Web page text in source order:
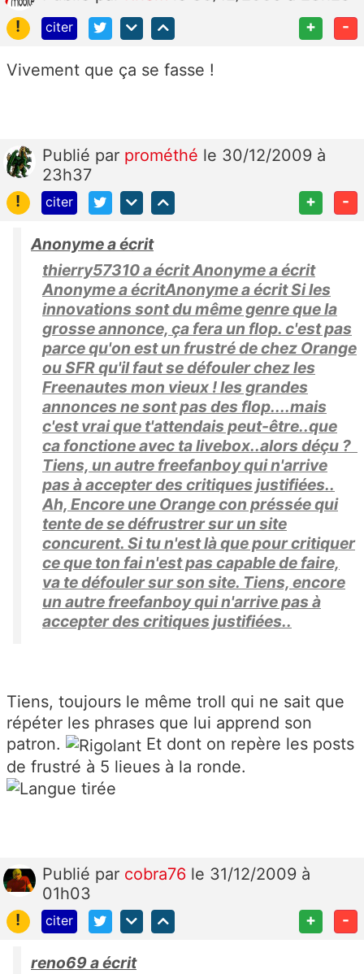
!
citer + -
Vivement que ça se fasse !
Publié par prométhé le 30/12/2009 à
23h37
!
citer + -
Anonyme a écrit
thierry57310 a écrit Anonyme a écrit
Anonyme a écritAnonyme a écrit Si les
innovations sont du même genre que la
grosse annonce, ça fera un flop. c'est pas
parce qu'on est un frustré de chez Orange
ou SFR qu'il faut se défouler chez les
Freenautes mon vieux ! les grandes
annonces ne sont pas des flop....mais
c'est vrai que t'attendais peut-être..que
ca fonctione avec ta livebox..alors déçu ?
Tiens, un autre freefanboy qui n'arrive
pas à accepter des critiques justifiées..
Ah, Encore une Orange con préssée qui
tente de se défrustrer sur un site
concurent. Si tu n'est là que pour critiquer
ce que ton fai n'est pas capable de faire,
va te défouler sur son site. Tiens, encore
un autre freefanboy qui n'arrive pas à
accepter des critiques justifiées..
Tiens, toujours le même troll qui ne sait que
répéter les phrases que lui apprend son
patron.
Et dont on repère les posts
de frustré à 5 lieues à la ronde.
Publié par cobra76 le 31/12/2009 à
01h03
!
citer + -
reno69 a écrit